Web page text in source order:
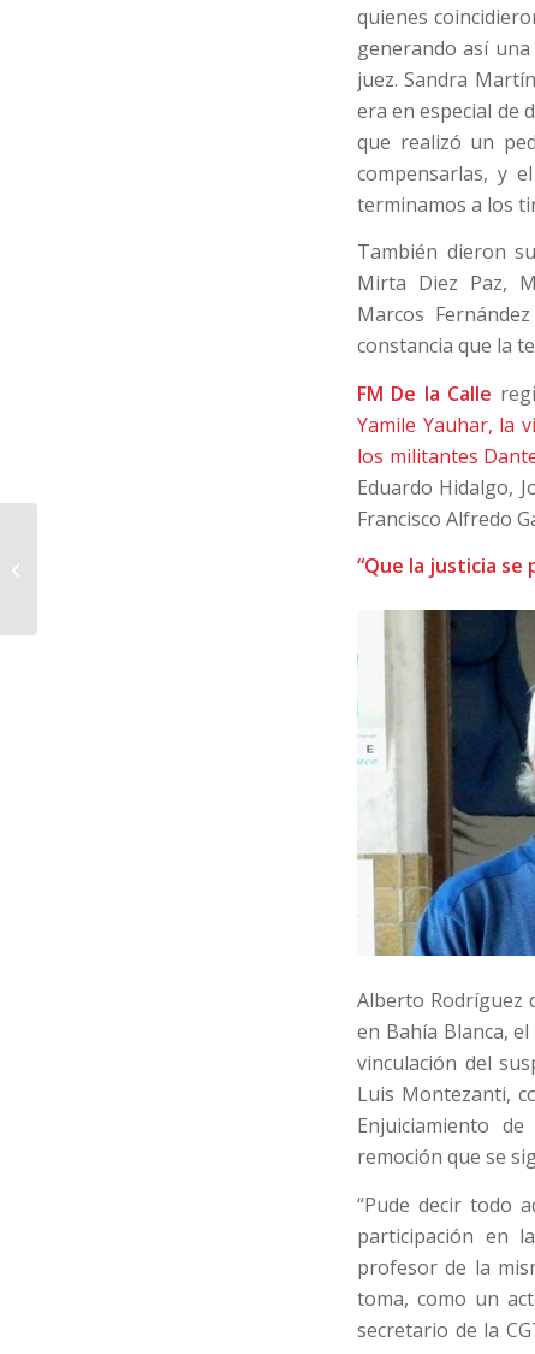
quienes
generando así
juez. Sandra
era en especial de
que realizó un
compensarlas, y
terminamos a los
También dieron
Mirta Diez Paz,
Marcos
constancia que la
FM De la Calle
Yamile Yauhar, la
los militantes
Eduardo Hidalgo,
Francisco Alfredo
“Que la justicia se
Alberto Rodríguez
en Bahía Blanca,
vinculación del
Luis Montezanti,
Enjuiciamiento
remoción que se
“Pude decir todo
participación en
profesor de la
toma, como un
secretario de la